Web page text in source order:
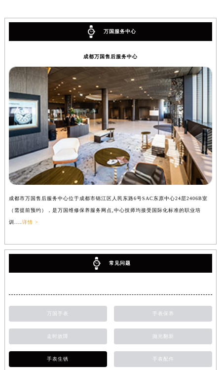
万国服务中心
成都万国售后服务中心
成都市万国售后服务中心位于成都市锦江区人民东路6号SAC东原中心24层2406B室
（需提前预约），是万国维修保养服务网点,中心技师均接受国际化标准的职业培
训.... 详情 >
常见问题
万国手表 手表保养
走时故障 抛光翻新
手表生锈 手表配件